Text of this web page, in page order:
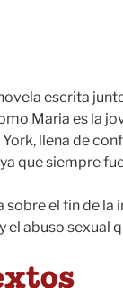
escrita
Maria es la
llena de
que siempre
sobre el fin de la
abuso sexual